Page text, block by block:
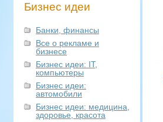
Бизнес идеи
Банки, финансы
Все о рекламе и
бизнесе
Бизнес идеи: IT,
компьютеры
Бизнес идеи:
автомобили
Бизнес идеи: медицина,
здоровье, красота